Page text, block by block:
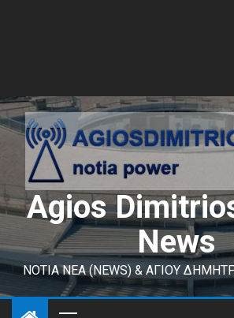
Agios
News
ΝΟΤΙΑ ΝΕΑ (NEWS) & ΑΓΙΟΥ